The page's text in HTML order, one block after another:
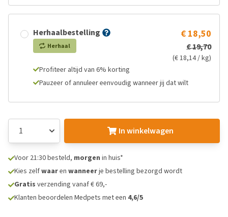
Herhaalbestelling
Herhaal
€ 18,50
€ 19,70
(€ 18,14 / kg)
Profiteer altijd van 6% korting
Pauzeer of annuleer eenvoudig wanneer jij dat wilt
In winkelwagen
Voor 21:30 besteld, morgen in huis*
Kies zelfwaaren wanneerje bestelling bezorgd wordt
Gratis verzending vanaf € 69,-
Klanten beoordelen Medpets met een 4,6/5